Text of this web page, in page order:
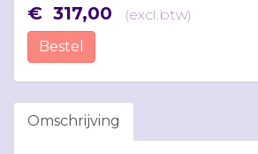
€ 317,00 (excl.btw)
Bestel
Omschrijving